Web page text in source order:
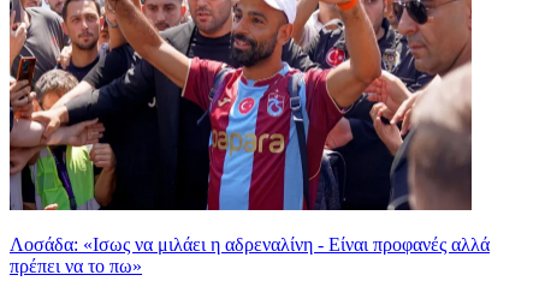
Λοσάδα: «Ισως να μιλάει η αδρεναλίνη - Είναι προφανές αλλά
πρέπει να το πω»